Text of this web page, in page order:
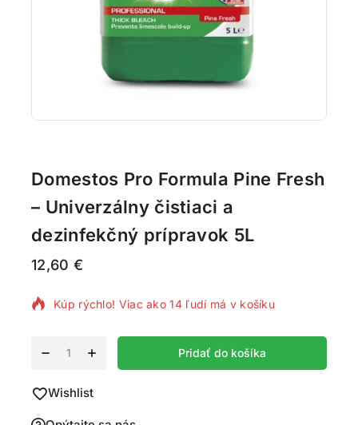
Domestos Pro Formula Pine Fresh
– Univerzálny čistiaci a
dezinfekčný prípravok 5L
12,60 €
2 produktov predaných za posledných 6 hodín
Kúp rýchlo! Viac ako 14 ľudí má v košíku
Pridať do košíka
Wishlist